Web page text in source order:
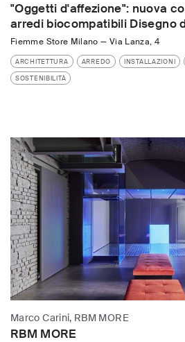
"Oggetti d'affezione": nuova
arredi biocompatibili Disegno
Fiemme Store Milano — Via Lanza, 4
ARCHITETTURA ARREDO INSTALLAZIONI
SOSTENIBILITÀ
Marco Carini, RBM MORE
RBM MORE